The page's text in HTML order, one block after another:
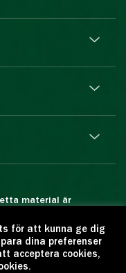
material är
är förbjuden.
källan:
utgivare:
för att kunna ge dig
dina preferenser
acceptera cookies,